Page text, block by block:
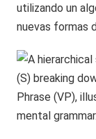
utilizando un
nuevas formas